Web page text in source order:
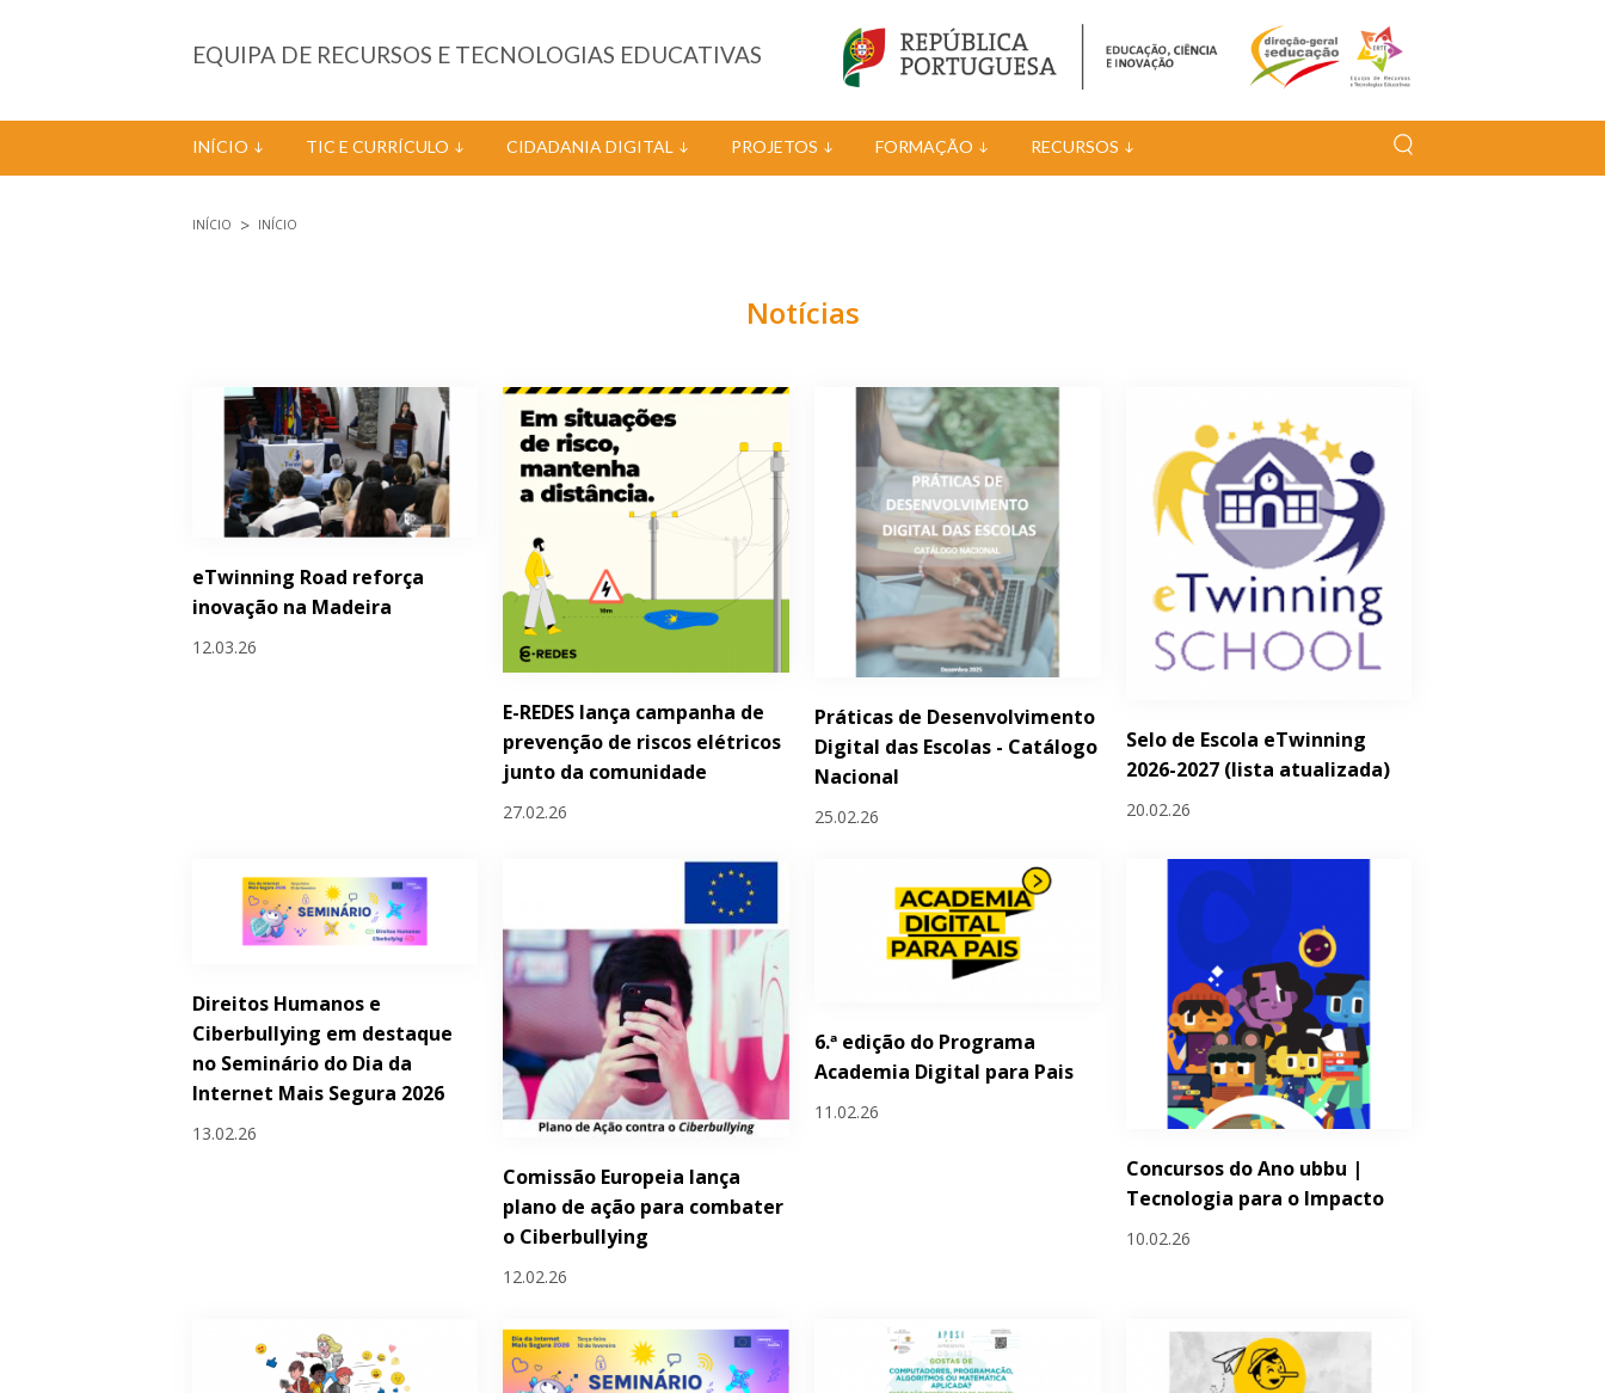
EQUIPA DE RECURSOS E TECNOLOGIAS EDUCATIVAS
INÍCIO TIC E CURRÍCULO CIDADANIA DIGITAL PROJETOS FORMAÇÃO RECURSOS
INÍCIO INÍCIO
Notícias
eTwinning Road reforça
inovação na Madeira
12.03.26
E-REDES lança campanha de
prevenção de riscos elétricos
junto da comunidade
27.02.26
Práticas de Desenvolvimento
Digital das Escolas - Catálogo
Nacional
25.02.26
Selo de Escola eTwinning
2026-2027 (lista atualizada)
20.02.26
Direitos Humanos e
Ciberbullying em destaque
no Seminário do Dia da
Internet Mais Segura 2026
13.02.26
Comissão Europeia lança
plano de ação para combater
o Ciberbullying
12.02.26
6.ª edição do Programa
Academia Digital para Pais
11.02.26
Concursos do Ano ubbu |
Tecnologia para o Impacto
10.02.26
Páginas